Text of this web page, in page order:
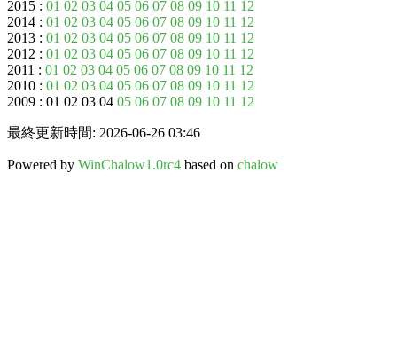
2015 : 01 02 03 04 05 06 07 08 09 10 11 12
2014 : 01 02 03 04 05 06 07 08 09 10 11 12
2013 : 01 02 03 04 05 06 07 08 09 10 11 12
2012 : 01 02 03 04 05 06 07 08 09 10 11 12
2011 : 01 02 03 04 05 06 07 08 09 10 11 12
2010 : 01 02 03 04 05 06 07 08 09 10 11 12
2009 : 01 02 03 04 05 06 07 08 09 10 11 12
最終更新時間: 2026-06-26 03:46
Powered by WinChalow1.0rc4 based on chalow